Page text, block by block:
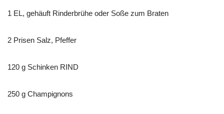
1 EL, gehäuft Rinderbrühe oder Soße zum Braten
2 Prisen Salz, Pfeffer
120 g Schinken RIND
250 g Champignons